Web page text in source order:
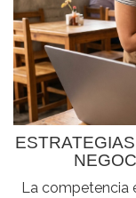
La competencia